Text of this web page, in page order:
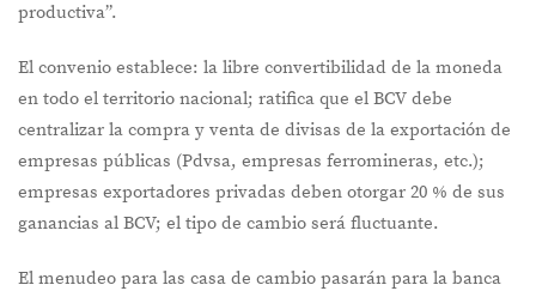
productiva”.
El convenio establece: la libre convertibilidad de la moneda
en todo el territorio nacional; ratifica que el BCV debe
centralizar la compra y venta de divisas de la exportación de
empresas públicas (Pdvsa, empresas ferromineras, etc.);
empresas exportadores privadas deben otorgar 20 % de sus
ganancias al BCV; el tipo de cambio será fluctuante.
El menudeo para las casa de cambio pasarán para la banca